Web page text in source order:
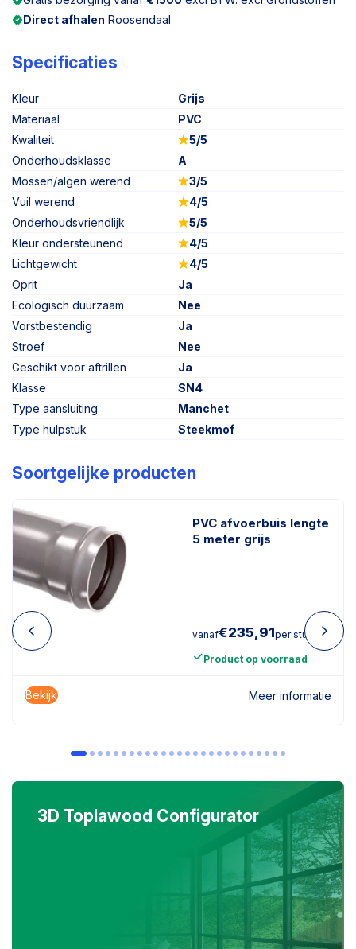
Direct afhalen Roosendaal
Specificaties
Kleur
Grijs
Materiaal
PVC
Kwaliteit
5/5
Onderhoudsklasse
A
Mossen/algen werend
3/5
Vuil werend
4/5
Onderhoudsvriendlijk
5/5
Kleur ondersteunend
4/5
Lichtgewicht
4/5
Oprit
Ja
Ecologisch duurzaam
Nee
Vorstbestendig
Ja
Stroef
Nee
Geschikt voor aftrillen
Ja
Klasse
SN4
Type aansluiting
Manchet
Type hulpstuk
Steekmof
Soortgelijke producten
PVC afvoerbuis lengte
5 meter grijs
vanaf€235,91per stuk
Product op voorraad
Bekijk Meer informatie
3D Toplawood Configurator